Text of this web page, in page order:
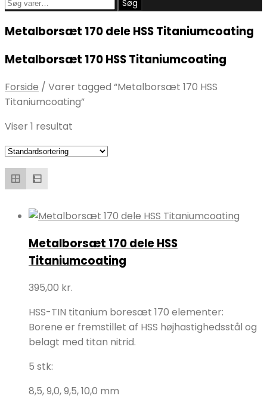
Søg
Metalborsæt 170 dele HSS Titaniumcoating
Metalborsæt 170 HSS Titaniumcoating
Forside / Varer tagged “Metalborsæt 170 HSS
Titaniumcoating”
Viser 1 resultat
Metalborsæt 170 dele HSS
Titaniumcoating
395,00 kr.
HSS-TIN titanium boresæt 170 elementer:
Borene er fremstillet af HSS højhastighedsstål og
belagt med titan nitrid.
5 stk:
8,5, 9,0, 9,5, 10,0 mm